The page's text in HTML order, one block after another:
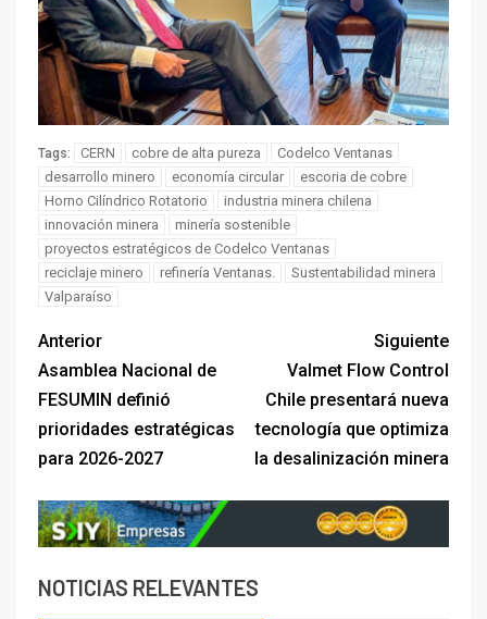
Tags: CERN cobre de alta pureza
Codelco Ventanas
desarrollo minero
economía circular
escoria de cobre
Horno Cilíndrico Rotatorio
industria minera chilena
innovación minera
minería sostenible
proyectos estratégicos de Codelco Ventanas
reciclaje minero
refinería Ventanas.
Sustentabilidad minera
Valparaíso
Anterior
Asamblea Nacional de
FESUMIN definió
prioridades estratégicas
para 2026-2027
Siguiente
Valmet Flow Control
Chile presentará nueva
tecnología que optimiza
la desalinización minera
NOTICIAS RELEVANTES